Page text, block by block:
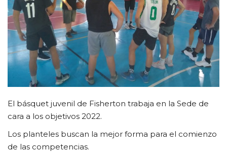
CLUB DE BENEFICIOS
Contacto
El básquet juvenil de Fisherton trabaja en la Sede de
cara a los objetivos 2022.
Los planteles buscan la mejor forma para el comienzo
de las competencias.